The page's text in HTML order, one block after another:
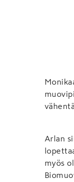
Arlan
myös